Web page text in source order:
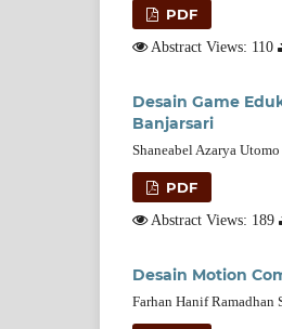
PDF
Abstract Views: 110
Desain Game
Banjarsari
Shaneabel Azarya
PDF
Abstract Views: 189
Desain Motion
Farhan Hanif